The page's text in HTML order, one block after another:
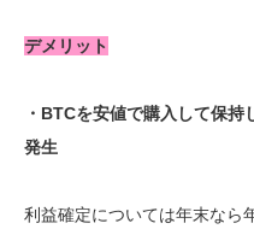
デメリット
・BTCを安値で購入して保
発生
利益確定については年末なら